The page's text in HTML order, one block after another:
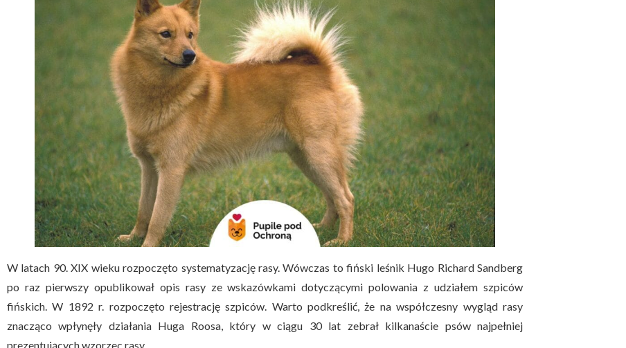
W latach 90. XIX wieku rozpoczęto systematyzację rasy. Wówczas to fiński leśnik Hugo Richard Sandberg
po raz pierwszy opublikował opis rasy ze wskazówkami dotyczącymi polowania z udziałem szpiców
fińskich. W 1892 r. rozpoczęto rejestrację szpiców. Warto podkreślić, że na współczesny wygląd rasy
znacząco wpłynęły działania Huga Roosa, który w ciągu 30 lat zebrał kilkanaście psów najpełniej
prezentujących wzorzec rasy.